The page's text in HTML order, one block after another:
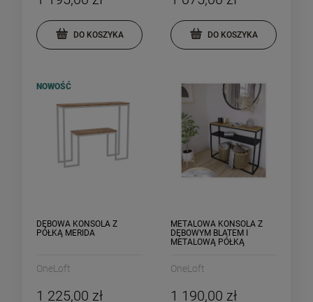
DO KOSZYKA DO KOSZYKA
DĘBOWA KONSOLA Z
PÓŁKĄ MERIDA
OneLoft
1 225,00 zł
NOWOŚĆ
METALOWA KONSOLA Z
DĘBOWYM BLATEM I
METALOWĄ PÓŁKĄ
OneLoft
1 190,00 zł